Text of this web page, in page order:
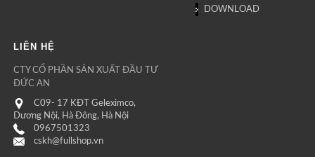
DOWNLOAD
LIÊN HỆ
CTY CỔ PHẦN SẢN XUẤT ĐẦU TƯ
ĐỨC AN
C09- 17 KĐT Geleximco,
Dương Nội, Hà Đông, Hà Nội
0967501323
cskh@fullshop.vn